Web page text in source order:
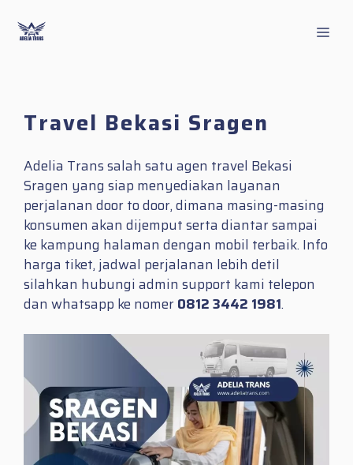
content
Travel Bekasi Sragen
Adelia Trans salah satu agen travel Bekasi
Sragen yang siap menyediakan layanan
perjalanan door to door, dimana masing-masing
konsumen akan dijemput serta diantar sampai
ke kampung halaman dengan mobil terbaik. Info
harga tiket, jadwal perjalanan lebih detil
silahkan hubungi admin support kami telepon
dan whatsapp ke nomer0812 3442 1981.